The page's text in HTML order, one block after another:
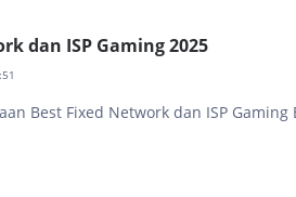
dan ISP Gaming 2025
Best Fixed Network dan ISP Gaming